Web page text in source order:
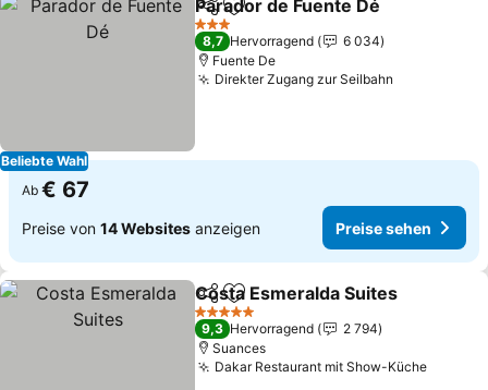
Beliebte Wahl
TeilenZu Favoriten hinzufügen
Parador de Fuente Dé
3 Sterne
8,7 Hervorragend
6 034
Fuente De
Direkter Zugang zur Seilbahn
Ab € 67
Preise von 14 Websites anzeigen Preise sehen
TeilenZu Favoriten hinzufügen
Costa Esmeralda Suites
5 Sterne
9,3 Hervorragend
2 794
Suances
Dakar Restaurant mit Show-Küche